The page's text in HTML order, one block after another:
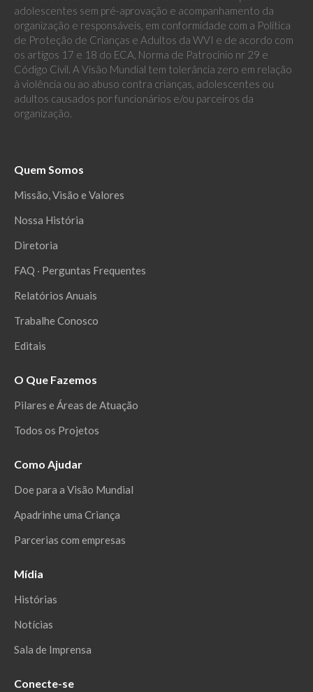
adolescentes sem pré-aprovação e acompanhamento da
organização e responsáveis, em conformidade com a Política
de Proteção de Crianças e Adultos da WVI e de acordo com
os artigos 17 e 18 do ECA, Norma de Patrocínio nr 29 e
Código Civil. A Visão Mundial tem tolerância zero em relação
à violência ou ao abuso contra crianças, adolescentes ou
adultos causados por funcionários e/ou parceiros da
organização.
Quem Somos
Missão, Visão e Valores
Nossa História
Diretoria
FAQ ‧ Perguntas Frequentes
Relatórios Anuais
Trabalhe Conosco
Editais
O Que Fazemos
Pilares e Áreas de Atuação
Todos os Projetos
Como Ajudar
Doe para a Visão Mundial
Apadrinhe uma Criança
Parcerias com empresas
Mídia
Histórias
Notícias
Sala de Imprensa
Conecte-se